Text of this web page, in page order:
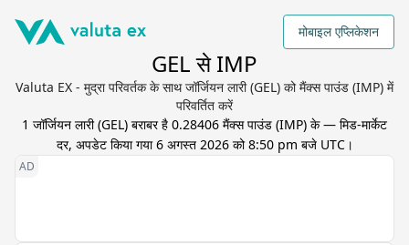
मोबाइल एप्लिकेशन
GEL से IMP
Valuta EX - मुद्रा परिवर्तक के साथ जॉर्जियन लारी (GEL) को मैंक्स पाउंड (IMP) में
परिवर्तित करें
1 जॉर्जियन लारी(GEL) बराबर है 0.28406 मैंक्स पाउंड (IMP) के — मिड-मार्केट
दर, अपडेट किया गया6 अगस्त 2026 को 8:50 pm बजे UTC।